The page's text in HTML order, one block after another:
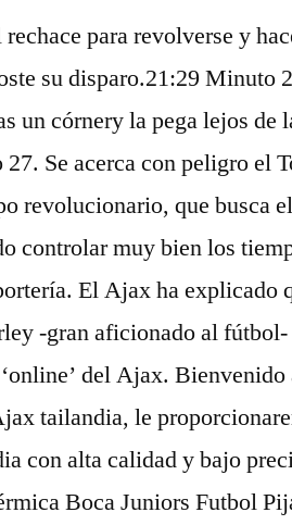
para revolverse y
su disparo.21:29 Minuto
un córnery la pega lejos de
Se acerca con peligro el
revolucionario, que busca
controlar muy bien los
El Ajax ha explicado
-gran aficionado al fútbol-
del Ajax.
tailandia, le
con alta calidad y bajo
Boca Juniors Futbol